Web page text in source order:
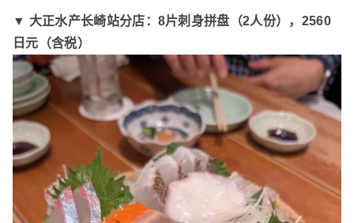
▼ 大正水产长崎站分店：8片刺身拼盘（2人份），2560
日元（含税）